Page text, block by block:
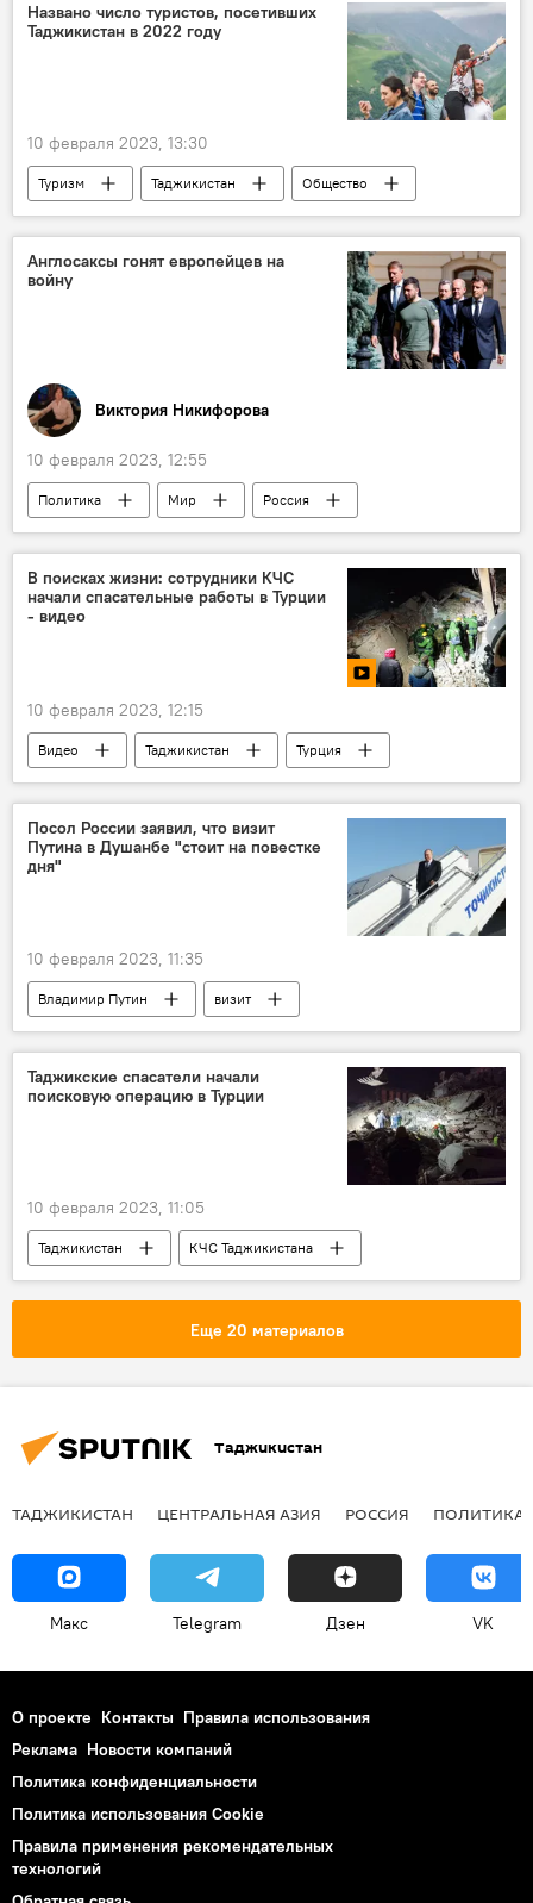
Названо число туристов, посетивших
Таджикистан в 2022 году
10 февраля 2023, 13:30
Туризм Таджикистан
Общество
путешествие
Англосаксы гонят европейцев на
войну
Виктория Никифорова
10 февраля 2023, 12:55
Политика Мир
Россия
Украина
Аналитика Колумнисты
В поисках жизни: сотрудники КЧС
начали спасательные работы в Турции
- видео
10 февраля 2023, 12:15
Видео Таджикистан
Турция
Происшествия, ЧП, криминал
Мир
КЧС Таджикистана
Посол России заявил, что визит
Путина в Душанбе "стоит на повестке
дня"
10 февраля 2023, 11:35
Владимир Путин
визит
Таджикистан
Новости Душанбе
посол
Таджикские спасатели начали
поисковую операцию в Турции
10 февраля 2023, 11:05
Таджикистан
КЧС Таджикистана
Турция
Мир
землетрясение
Еще 20 материалов
Таджикистан
ТАДЖИКИСТАН ЦЕНТРАЛЬНАЯ АЗИЯ РОССИЯ ПОЛИТИКА
Макс Telegram Дзен VK
О проекте Контакты Правила использования
Реклама Новости компаний
Политика конфиденциальности
Политика использования Cookie
Правила применения рекомендательных
технологий